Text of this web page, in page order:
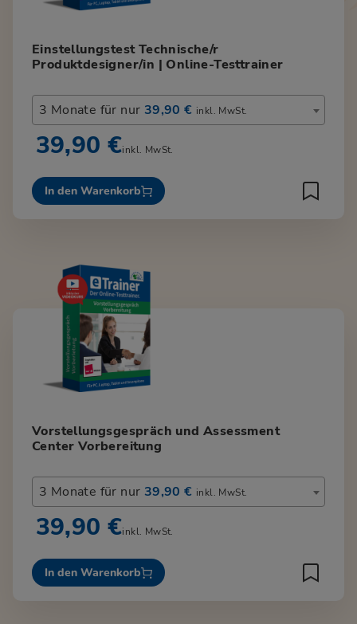
Einstellungstest Technische/r
Produktdesigner/in | Online-Testtrainer
3 Monate für nur 39,90 € inkl. MwSt.
39,90 €inkl. MwSt.
In den Warenkorb
Vorstellungsgespräch und Assessment
Center Vorbereitung
3 Monate für nur 39,90 € inkl. MwSt.
39,90 €inkl. MwSt.
In den Warenkorb